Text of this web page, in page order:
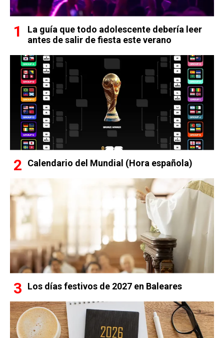
La guía que todo adolescente debería leer
antes de salir de fiesta este verano
Calendario del Mundial (Hora española)
Los días festivos de 2027 en Baleares